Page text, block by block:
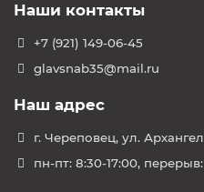
Наши контакты
+7 (921) 149-06-45
glavsnab35@mail.ru
Наш адрес
г. Череповец, ул.
пн-пт: 8:30-17:00,